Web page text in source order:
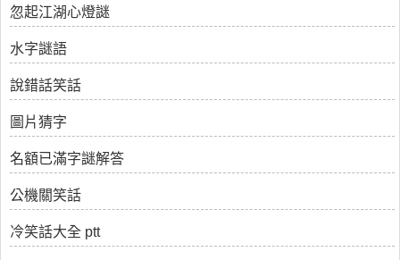
忽起江湖心燈謎
水字謎語
說錯話笑話
圖片猜字
名額已滿字謎解答
公機關笑話
冷笑話大全 ptt